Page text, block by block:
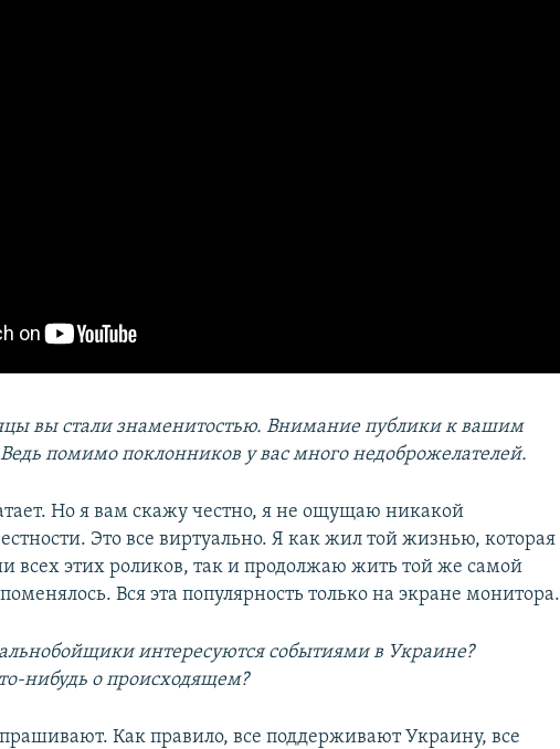
вы стали знаменитостью. Внимание публики к вашим
помимо поклонников у вас много недоброжелателей.
Но я вам скажу честно, я не ощущаю никакой
Это все виртуально. Я как жил той жизнью, которая
всех этих роликов, так и продолжаю жить той же самой
Вся эта популярность только на экране монитора.
интересуются событиями в Украине?
нибудь о происходящем?
Как правило, все поддерживают Украину, все